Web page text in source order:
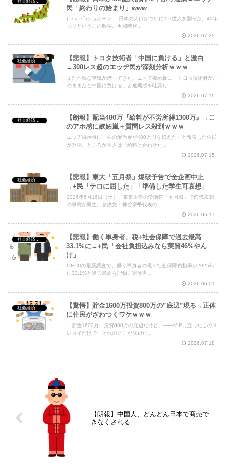
民「終わりの始まり」www
(´・ω・`)ショボーン… 日本の人口がついに1.2億人を割った。42年
ぶりというこの数字。令和時代...
2026.07.29
【悲報】トヨタ技術者「中国に負ける」と激白
→300レス超のエッヂ民が深刻分析ｗｗｗ
また不穏な空気が漂ってきた。エッヂ掲示板に「トヨタ技術者がこ
のままだと中国に負ける」と危機感を吐露し...
2026.07.19
【朗報】配当480万『給料が不労所得1300万』→こ
のアホ感に嫉妬嵐＋質問レス殺到ｗｗｗ
エッヂ掲示板に「株の配当金が480万円を超えた」と報告した住民
が登場。ところが本人は「給料と合わせた...
2026.07.15
【悲報】東大「五月祭」爆破予告で全企画中止
→+民「テロに屈した」「準備した学生可哀想」
2026年5月16日（土）、東京大学の学園祭「五月祭」で前代未聞
の事態が発生。参政党・神谷宗幣代表の...
2026.05.17
社会経済・政治
【悲報】働く単身者、税+社会保障で過去最高
33.1%に→+民「会社負担込みなら実質46%やん
け」
OECDの最新調査で、働く単身者の税＋社会保障負担率が2025年
に33.1%と過去最高を記録。家族世...
2026.06.01
社会経済・政治
【驚愕】貯金1600万投資800万の”底辺”現る→正体
に住民がざわつくワケｗｗｗ
「貯金1600万、投資800万の底辺だけど」――VIPに立ったこのス
レタイだけで「それのどこが底辺だ...
2026.07.18
【朗報】中国人、どんどん日本で商売で
きなくされる